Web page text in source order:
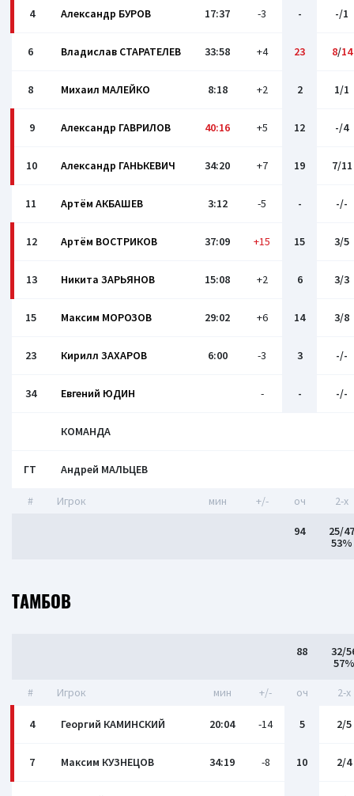
4 Александр БУРОВ 17:37 -3 - -/1
6 Владислав СТАРАТЕЛЕВ 33:58 +4 23 8/14
8 Михаил МАЛЕЙКО 8:18 +2 2 1/1
9 Александр ГАВРИЛОВ 40:16 +5 12 -/4
10 Александр ГАНЬКЕВИЧ 34:20 +7 19 7/11
11 Артём АКБАШЕВ 3:12 -5 - -/-
12 Артём ВОСТРИКОВ 37:09 +15 15 3/5
13 Никита ЗАРЬЯНОВ 15:08 +2 6 3/3
15 Максим МОРОЗОВ 29:02 +6 14 3/8
23 Кирилл ЗАХАРОВ 6:00 -3 3 -/-
34 Евгений ЮДИН - - -/-
КОМАНДА
ГТ Андрей МАЛЬЦЕВ
# Игрок мин +/- оч 2-x
94
25/47
53%
ТАМБОВ
88
32/
57%
# Игрок мин +/- оч 2-x
4 Георгий КАМИНСКИЙ 20:04 -14 5 2/5
7 Максим КУЗНЕЦОВ 34:19 -8 10 2/4